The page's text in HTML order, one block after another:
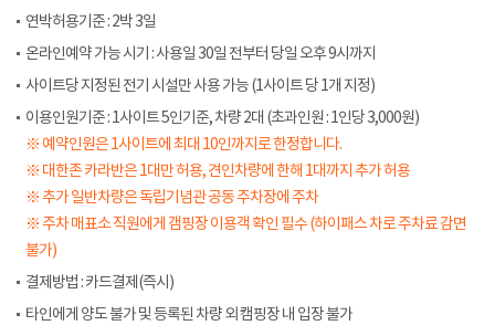
연박허용기준 : 2박 3일
온라인예약 가능 시기 : 사용일 30일 전부터 당일 오후 9시까지
사이트당 지정된 전기 시설만 사용 가능 (1사이트 당 1개 지정)
이용인원기준 : 1사이트 5인기준, 차량 2대 (초과인원 : 1인당 3,000원)
※ 예약인원은 1사이트에 최대 10인까지로 한정합니다.
※ 대한존 카라반은 1대만 허용, 견인차량에 한해 1대까지 추가 허용
※ 추가 일반차량은 독립기념관 공동 주차장에 주차
※ 주차 매표소 직원에게 갬핑장 이용객 확인 필수 (하이패스 차로 주차료 감면
불가)
결제방법 : 카드결제(즉시)
타인에게 양도 불가 및 등록된 차량 외 캠핑장 내 입장 불가